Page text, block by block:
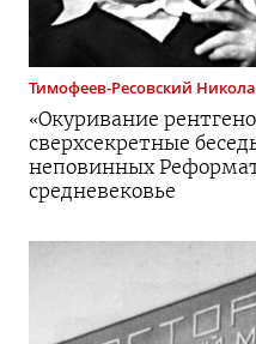
Тимофеев-Ресовский
«Окуривание
сверхсекретные
неповинных
средневековье